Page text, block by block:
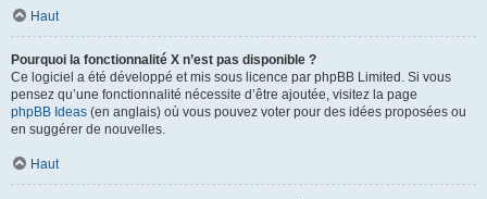
Haut
Pourquoi la fonctionnalité X n’est pas disponible ?
Ce logiciel a été développé et mis sous licence par phpBB Limited. Si vous
pensez qu’une fonctionnalité nécessite d’être ajoutée, visitez la page
phpBB Ideas (en anglais) où vous pouvez voter pour des idées proposées ou
en suggérer de nouvelles.
Haut